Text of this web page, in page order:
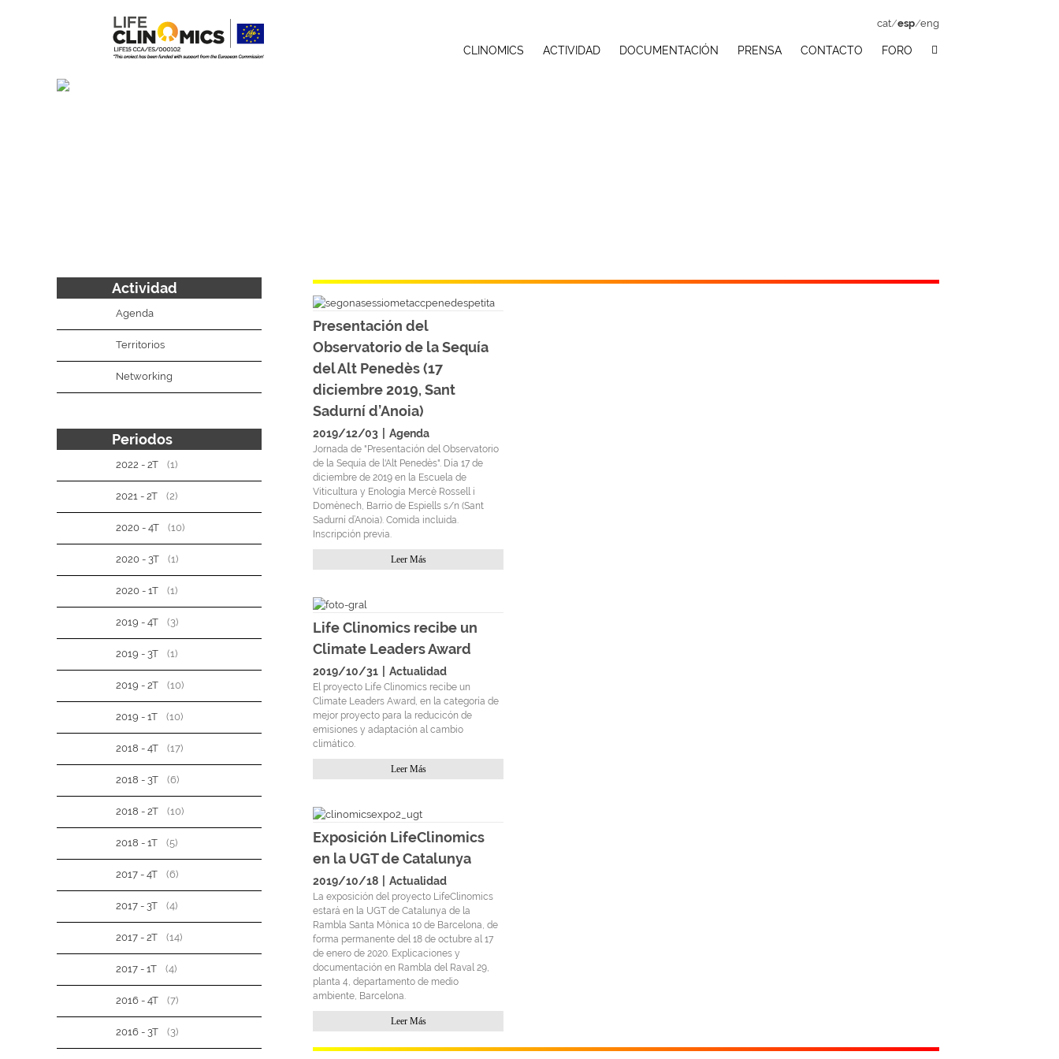
cat/esp/eng
CLINOMICS ACTIVIDAD DOCUMENTACIÓN PRENSA CONTACTO FORO
Presentación del
Observatorio de la Sequía
del Alt Penedès (17
diciembre 2019, Sant
Sadurní d’Anoia)
2019/12/03 Agenda
Jornada de "Presentación del Observatorio
de la Sequía de l'Alt Penedès". Día 17 de
diciembre de 2019 en la Escuela de
Viticultura y Enología Mercè Rossell i
Domènech, Barrio de Espiells s/n (Sant
Sadurní d’Anoia). Comida incluida.
Inscripción previa.
Leer Más
Life Clinomics recibe un
Climate Leaders Award
2019/10/31 Actualidad
El proyecto Life Clinomics ​​recibe un
Climate Leaders Award, en la categoría de
mejor proyecto para la reducicón de
emisiones y adaptación al cambio
climático.
Leer Más
Exposición LifeClinomics
en la UGT de Catalunya
2019/10/18 Actualidad
La exposición del proyecto LifeClinomics
estará en la UGT de Catalunya de la
Rambla Santa Mònica 10 de Barcelona, de
forma permanente del 18 de octubre al 17
de enero de 2020. Explicaciones y
documentación en Rambla del Raval 29,
planta 4, departamento de medio
ambiente, Barcelona.
Leer Más
Actividad
Agenda
Territorios
Networking
Periodos
2022 - 2T (1)
2021 - 2T (2)
2020 - 4T (10)
2020 - 3T (1)
2020 - 1T (1)
2019 - 4T (3)
2019 - 3T (1)
2019 - 2T (10)
2019 - 1T (10)
2018 - 4T (17)
2018 - 3T (6)
2018 - 2T (10)
2018 - 1T (5)
2017 - 4T (6)
2017 - 3T (4)
2017 - 2T (14)
2017 - 1T (4)
2016 - 4T (7)
2016 - 3T (3)